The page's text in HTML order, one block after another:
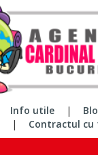
Info utile |
| Contractul